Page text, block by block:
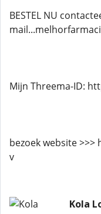
BESTEL NU
Mijn Threema-ID:
bezoek website
v
Kola